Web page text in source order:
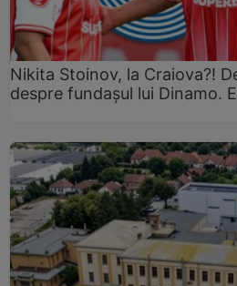
Nikita Stoinov, la Craiova?!
despre fundașul lui Dinamo.